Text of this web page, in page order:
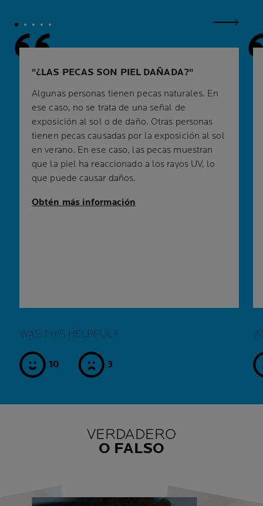
¿LAS PECAS SON PIEL DAÑADA?
Algunas personas tienen pecas naturales. En
ese caso, no se trata de una señal de
exposición al sol o de daño. Otras personas
tienen pecas causadas por la exposición al sol
en verano. En ese caso, las pecas muestran
que la piel ha reaccionado a los rayos UV, lo
que puede causar daños.
Obtén más información
WAS THIS HELPFUL?
sí 10 no 3
VERDADERO
O FALSO